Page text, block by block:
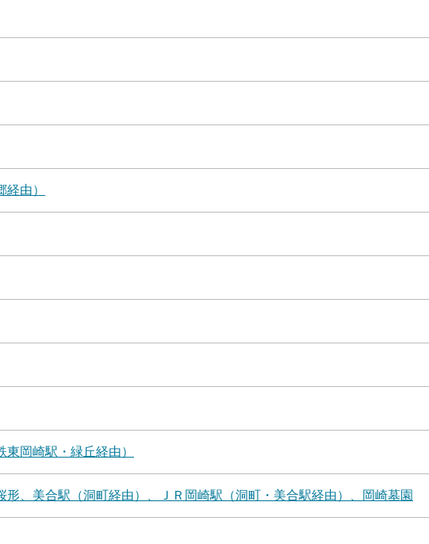
由）
岡崎駅・緑丘経由）
形、美合駅（洞町経由）、ＪＲ岡崎駅（洞町・美合駅経由）、岡崎墓園